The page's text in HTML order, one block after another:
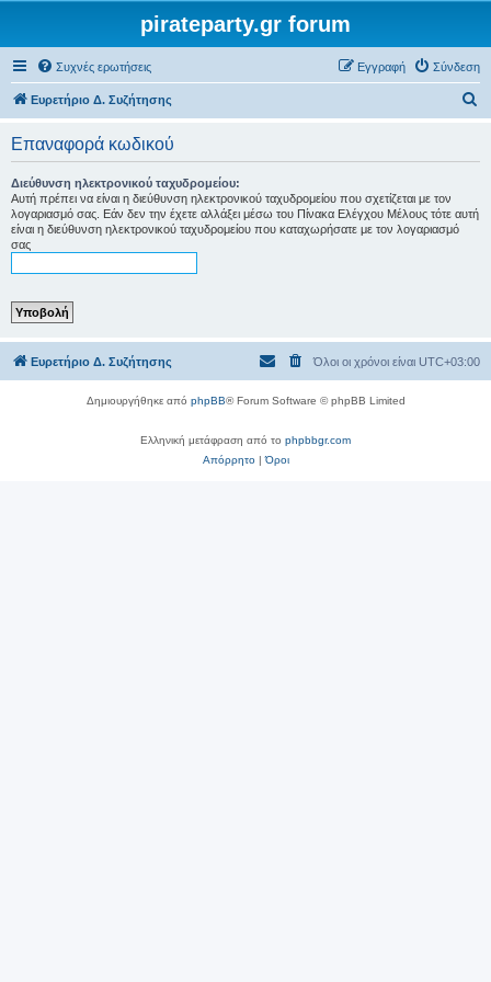
pirateparty.gr forum
Συχνές ερωτήσεις Σύνδεση
Εγγραφή
Ευρετήριο Δ. Συζήτησης
Επαναφορά κωδικού
Διεύθυνση ηλεκτρονικού ταχυδρομείου:
Αυτή πρέπει να είναι η διεύθυνση ηλεκτρονικού ταχυδρομείου που σχετίζεται με τον
λογαριασμό σας. Εάν δεν την έχετε αλλάξει μέσω του Πίνακα Ελέγχου Μέλους τότε αυτή
είναι η διεύθυνση ηλεκτρονικού ταχυδρομείου που καταχωρήσατε με τον λογαριασμό
σας
Ευρετήριο Δ. Συζήτησης Όλοι οι χρόνοι είναι UTC+03:00
Δημιουργήθηκε από phpBB® Forum Software © phpBB Limited
Ελληνική μετάφραση από το phpbbgr.com
Απόρρητο|Όροι